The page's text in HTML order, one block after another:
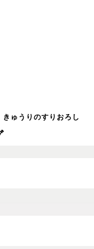
ゅうりのすりおろし